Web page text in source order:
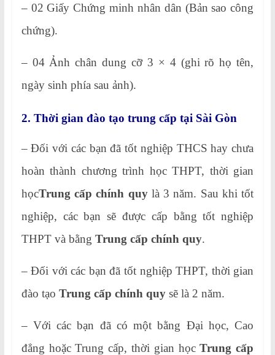
– 02 Giấy Chứng minh nhân dân (Bản sao công
chứng).
– 04 Ảnh chân dung cỡ 3 × 4 (ghi rõ họ tên,
ngày sinh phía sau ảnh).
2. Thời gian đào tạo trung cấp tại Sài Gòn
– Đối với các bạn đã tốt nghiệp THCS hay chưa
hoàn thành chương trình học THPT, thời gian
họcTrung cấp chính quylà 3 năm. Sau khi tốt
nghiệp, các bạn sẽ được cấp bằng tốt nghiệp
THPT và bằng Trung cấp chính quy.
– Đối với các bạn đã tốt nghiệp THPT, thời gian
đào tạo Trung cấp chính quysẽ là 2 năm.
– Với các bạn đã có một bằng Đại học, Cao
đẳng hoặc Trung cấp, thời gian họcTrung cấp